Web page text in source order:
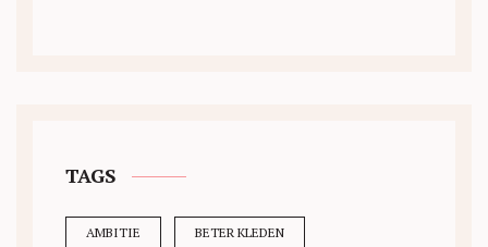
TAGS
AMBITIE BETER KLEDEN